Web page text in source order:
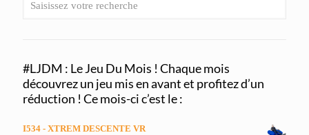
#LJDM : Le Jeu Du Mois ! Chaque mois
découvrez un jeu mis en avant et profitez d’un
réduction ! Ce mois-ci c’est le :
I534 - XTREM DESCENTE VR